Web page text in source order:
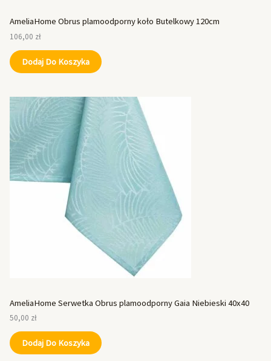
AmeliaHome Obrus plamoodporny koło Butelkowy 120cm
106,00 zł
Dodaj Do Koszyka
AmeliaHome Serwetka Obrus plamoodporny Gaia Niebieski 40x40
50,00 zł
Dodaj Do Koszyka